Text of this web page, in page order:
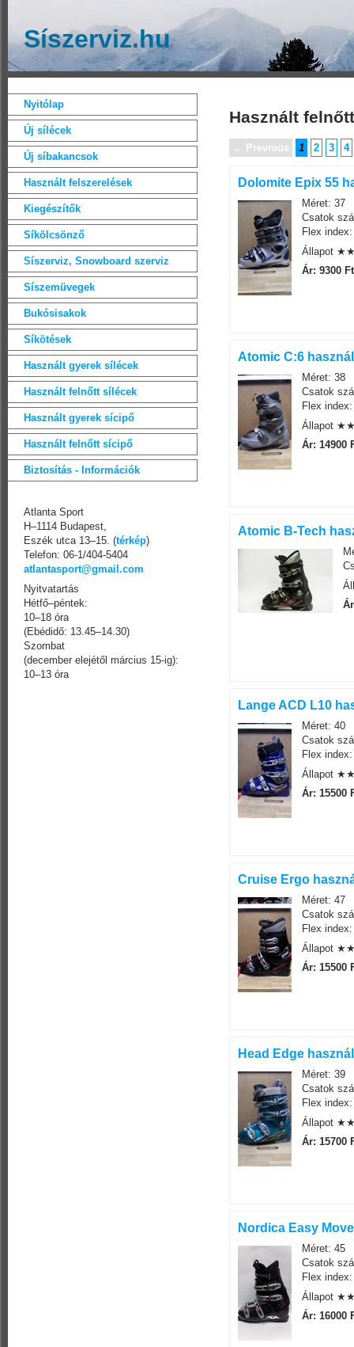
Síszerviz.hu
Nyitólap
Új sílécek
Új síbakancsok
Használt felszerelések
Kiegészítők
Síkölcsönző
Síszerviz, Snowboard szerviz
Síszemüvegek
Bukósisakok
Síkötések
Használt gyerek sílécek
Használt felnőtt sílécek
Használt gyerek sícipő
Használt felnőtt sícipő
Biztosítás - Információk
Atlanta Sport
H–1114 Budapest,
Eszék utca 13–15. (térkép)
Telefon: 06-1/404-5404
atlantasport@gmail.com
Nyitvatartás
Hétfő–péntek:
10–18 óra
(Ebédidő: 13.45–14.30)
Szombat
(december elejétől március 15-ig):
10–13 óra
Használt
← Previous 1 2 3 4
Dolomite Epix 55
Méret: 37
Csatok
Flex
Állapot
Ár: 9300 Ft
Atomic C:6
Méret: 38
Csatok
Flex
Állapot
Ár: 14900
Atomic B-Tech
Lange ACD L10
Méret: 40
Csatok
Flex
Állapot
Ár: 15500
Cruise Ergo
Méret: 47
Csatok
Flex
Állapot
Ár: 15500
Head Edge
Méret: 39
Csatok
Flex
Állapot
Ár: 15700
Nordica Easy
Méret: 45
Csatok
Flex
Állapot
Ár: 16000